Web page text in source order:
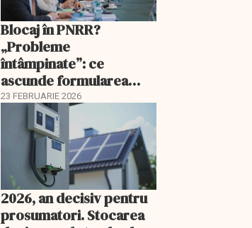
Blocaj în PNRR?
„Probleme
întâmpinate”: ce
ascunde formularea
Guvernului
23 FEBRUARIE 2026
2026, an decisiv pentru
prosumatori. Stocarea